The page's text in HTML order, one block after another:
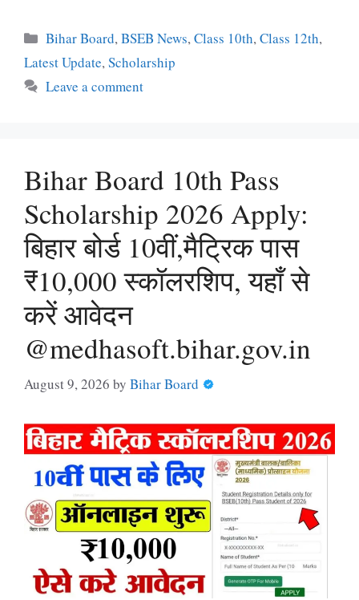
Categories
Bihar Board,BSEB News,Class 10th,Class 12th,
Latest Update,Scholarship
Leave a comment
Bihar Board 10th Pass
Scholarship 2026 Apply:
बिहार बोर्ड 10वीं,मैट्रिक पास
₹10,000 स्कॉलरशिप, यहाँ से
करें आवेदन
@medhasoft.bihar.gov.in
August 9, 2026 by Bihar Board